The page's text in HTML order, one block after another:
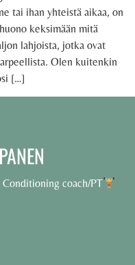
tai ihan yhteistä aikaa, on
keksimään mitä
lahjoista, jotka ovat
Olen kuitenkin
[…]
coach/PT